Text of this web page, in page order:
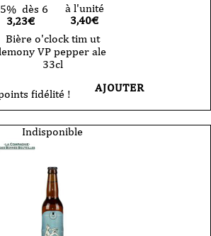
dès 6
3,23€
à l'unité
3,40€
Bière o'clock tim ut
VP pepper ale
33cl
fidélité ! AJOUTER
Indisponible